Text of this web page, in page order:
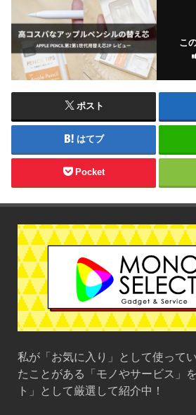
こ
ポスト
はてブ
Pocket
私が「お気に入り」として使って
たことがある「モノやサービス」
ト」として厳選して紹介中！